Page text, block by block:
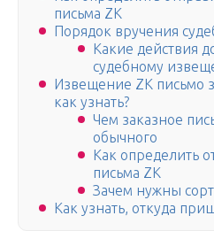
письма ZK
Порядок вручения
Какие действия
судебному
Извещение ZK письмо
как узнать?
Чем заказное
обычного
Как определить
письма ZK
Зачем нужны
Как узнать, откуда